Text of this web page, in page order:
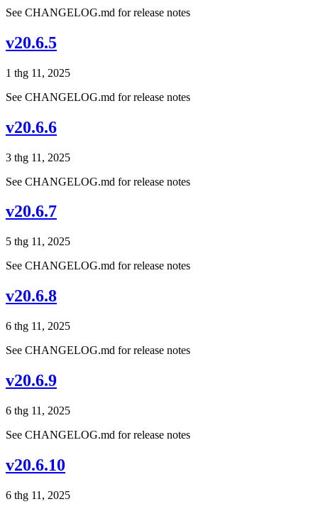
See CHANGELOG.md for release notes
v20.6.5
1 thg 11, 2025
See CHANGELOG.md for release notes
v20.6.6
3 thg 11, 2025
See CHANGELOG.md for release notes
v20.6.7
5 thg 11, 2025
See CHANGELOG.md for release notes
v20.6.8
6 thg 11, 2025
See CHANGELOG.md for release notes
v20.6.9
6 thg 11, 2025
See CHANGELOG.md for release notes
v20.6.10
6 thg 11, 2025